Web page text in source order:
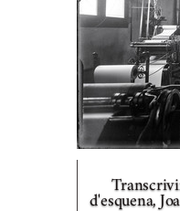
d'esquena,